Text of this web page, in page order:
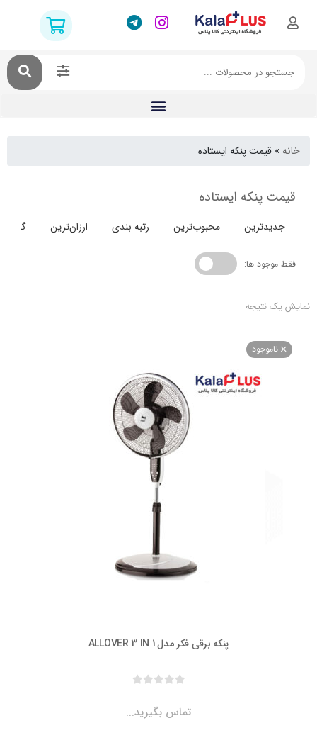
قیمت پنکه ایستاده
پنکه ایستاده
محبوب‌ترین رتبه بندی ارزان‌ترین گران‌ترین
ها:
نتیجه
پنکه برقی فکر مدل ALLOVER 3 IN 1
تماس بگیرید...